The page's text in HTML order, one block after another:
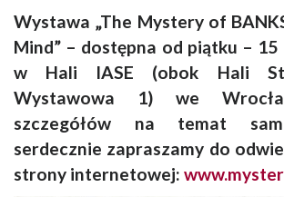
Wystawa „The Mystery of
Mind” – dostępna od piątku – 15
w Hali IASE (obok Hali
Wystawowa 1) we
szczegółów na temat
serdecznie zapraszamy do
strony internetowej: